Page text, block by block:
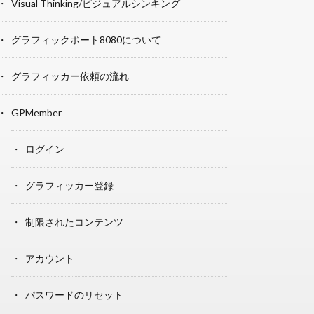
Visual Thinking/ビジュアルシンキング
グラフィックポート8080について
グラフィッカー依頼の流れ
GPMember
ログイン
グラフィッカー登録
制限されたコンテンツ
アカウント
パスワードのリセット